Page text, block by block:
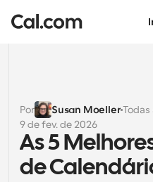
Soluções
Por tamanho da equipa
Para Indivíduos
Agendamento
Empresa
Por Susan Moeller
9 de fev. de 2026
As 5
de